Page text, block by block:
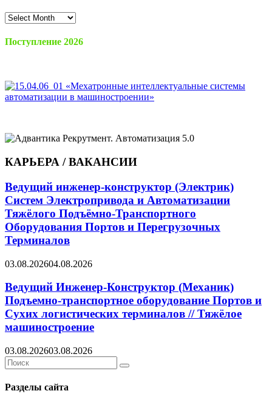
Архив
Поступление 2026
КАРЬЕРА / ВАКАНСИИ
Ведущий инженер-конструктор (Электрик)
Систем Электропривода и Автоматизации
Тяжёлого Подъёмно-Транспортного
Оборудования Портов и Перегрузочных
Терминалов
03.08.202604.08.2026
Ведущий Инженер-Конструктор (Механик)
Подъемно-транспортное оборудование Портов и
Сухих логистических терминалов // Тяжёлое
машиностроение
03.08.202603.08.2026
Search
for:
Search
Разделы сайта